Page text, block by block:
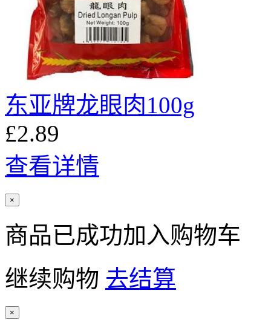
东亚牌龙眼肉100g
£2.89
查看详情
×
商品已成功加入购物车
继续购物 去结算
×